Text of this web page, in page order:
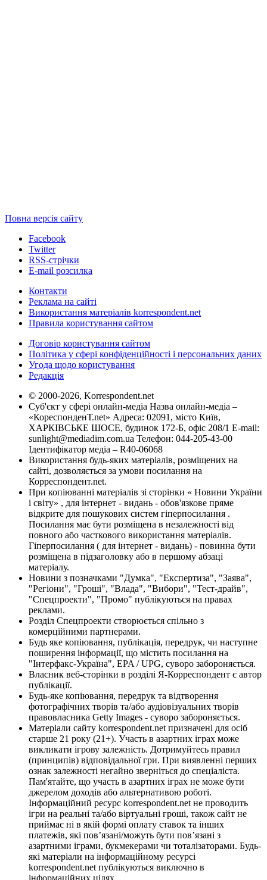
Повна версія сайту
Facebook
Twitter
RSS-стрічки
E-mail розсилка
Контакти
Реклама на сайті
Використання матеріалів korrespondent.net
Правила користування сайтом
Договір користування сайтом
Політика у сфері конфіденційності і персональних даних
Угода щодо користування
Редакція
© 2000-2026, Korrespondent.net
Суб'єкт у сфері онлайн-медіа Назва онлайн-медіа –
«КореспонденТ.net» Адреса: 02091, місто Київ,
ХАРКІВСЬКЕ ШОСЕ, будинок 172-Б, офіс 208/1 E-mail:
sunlight@mediadim.com.ua Телефон: 044-205-43-00
Ідентифікатор медіа – R40-06068
Використання будь-яких матеріалів, розміщених на
сайті, дозволяється за умови посилання на
Корреспондент.net.
При копіюванні матеріалів зі сторінки « Новини України
і світу» , для інтернет - видань - обов'язкове пряме
відкрите для пошукових систем гіперпосилання .
Посилання має бути розміщена в незалежності від
повного або часткового використання матеріалів.
Гіперпосилання ( для інтернет - видань) - повинна бути
розміщена в підзаголовку або в першому абзаці
матеріалу.
Новини з позначками "Думка", "Експертиза", "Заява",
"Регіони", "Гроші", "Влада", "Вибори", "Тест-драйв",
"Спецпроекти", "Промо" публікуються на правах
реклами.
Розділ Спецпроекти створюється спільно з
комерційними партнерами.
Будь яке копіювання, публікація, передрук, чи наступне
поширення інформації, що містить посилання на
"Інтерфакс-Україна", EPA / UPG, суворо забороняється.
Власник веб-сторінки в розділі Я-Корреспондент є автор
публікації.
Будь-яке копіювання, передрук та відтворення
фотографічних творів та/або аудіовізуальних творів
правовласника Getty Images - суворо забороняється.
Матеріали сайту korrespondent.net призначені для осіб
старше 21 року (21+). Участь в азартних іграх може
викликати ігрову залежність. Дотримуйтесь правил
(принципів) відповідальної гри. При виявленні перших
ознак залежності негайно зверніться до спеціаліста.
Пам'ятайте, що участь в азартних іграх не може бути
джерелом доходів або альтернативою роботі.
Інформаційний ресурс korrespondent.net не проводить
ігри на реальні та/або віртуальні гроші, також сайт не
приймає ні в якій формі оплату ставок та інших
платежів, які пов’язані/можуть бути пов’язані з
азартними іграми, букмекерами чи тоталізаторами. Будь-
які матеріали на інформаційному ресурсі
korrespondent.net публікуються виключно в
інформаційних цілях.